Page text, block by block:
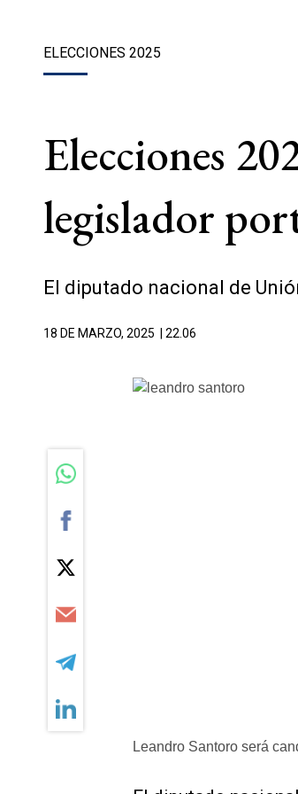
ELECCIONES 2025
Elecciones
legislador
El diputado nacional de
18 DE MARZO, 2025 | 22.06
Leandro Santoro será